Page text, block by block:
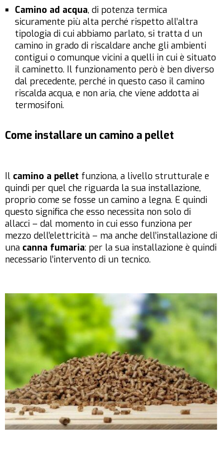
Camino ad acqua, di potenza termica
sicuramente più alta perché rispetto all’altra
tipologia di cui abbiamo parlato, si tratta d un
camino in grado di riscaldare anche gli ambienti
contigui o comunque vicini a quelli in cui è situato
il caminetto. Il funzionamento però è ben diverso
dal precedente, perché in questo caso il camino
riscalda acqua, e non aria, che viene addotta ai
termosifoni.
Come installare un camino a pellet
Il camino a pellet funziona, a livello strutturale e
quindi per quel che riguarda la sua installazione,
proprio come se fosse un camino a legna. E quindi
questo significa che esso necessita non solo di
allacci – dal momento in cui esso funziona per
mezzo dell’elettricità – ma anche dell’installazione di
una canna fumaria: per la sua installazione è quindi
necessario l’intervento di un tecnico.